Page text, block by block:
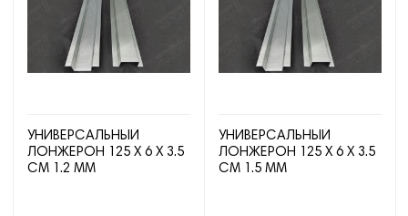
УНИВЕРСАЛЬНЫЙ
ЛОНЖЕРОН 125 Х 6 Х 3.5
СМ 1.2 ММ
УНИВЕРСАЛЬНЫЙ
ЛОНЖЕРОН 125 Х 6 Х 3.5
СМ 1.5 ММ